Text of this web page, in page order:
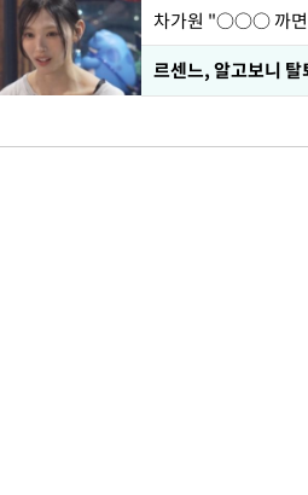
르센느, 알고보니 탈